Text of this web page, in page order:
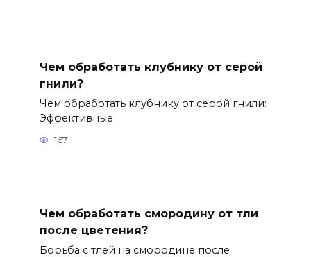
Чем обработать клубнику от серой
гнили?
Чем обработать клубнику от серой гнили:
Эффективные
167
Чем обработать смородину от тли
после цветения?
Борьба с тлей на смородине после